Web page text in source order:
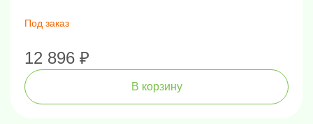
Под заказ
12 896 ₽
В корзину